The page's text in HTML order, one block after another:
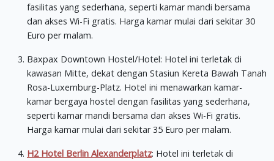
fasilitas yang sederhana, seperti kamar mandi bersama
dan akses Wi-Fi gratis. Harga kamar mulai dari sekitar 30
Euro per malam.
Baxpax Downtown Hostel/Hotel: Hotel ini terletak di
kawasan Mitte, dekat dengan Stasiun Kereta Bawah Tanah
Rosa-Luxemburg-Platz. Hotel ini menawarkan kamar-
kamar bergaya hostel dengan fasilitas yang sederhana,
seperti kamar mandi bersama dan akses Wi-Fi gratis.
Harga kamar mulai dari sekitar 35 Euro per malam.
H2 Hotel Berlin Alexanderplatz: Hotel ini terletak di